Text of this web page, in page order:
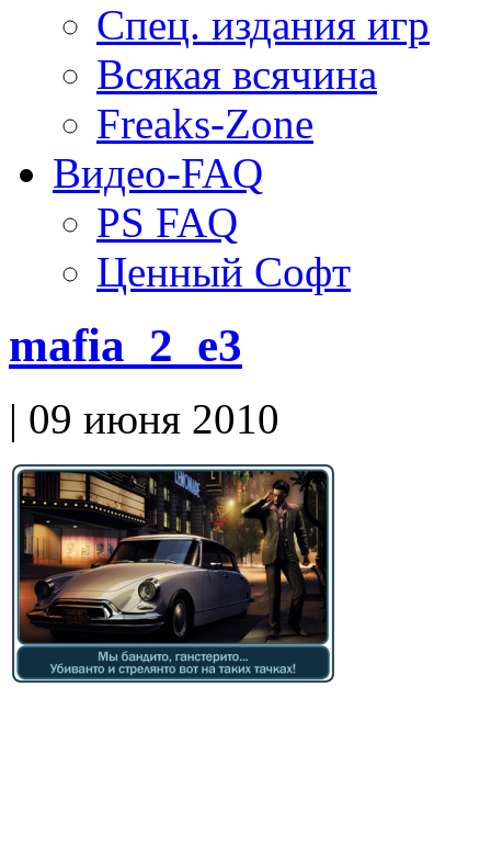
Спец. издания игр
Всякая всячина
Freaks-Zone
Видео-FAQ
PS FAQ
Ценный Софт
mafia_2_e3
| 09 июня 2010